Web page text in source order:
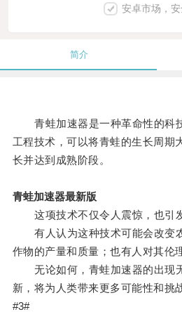
安卓市场，
简介
青蛙加速器是一种革命性的科
工程技术，可以将青蛙的生长周期
长并达到成熟阶段。
青蛙加速器最新版
这项技术不仅令人震惊，也引发
有人认为这种技术可能会改变
作物的产量和质量；也有人对其伦
无论如何，青蛙加速器的出现
新，将为人类带来更多可能性和挑
#3#